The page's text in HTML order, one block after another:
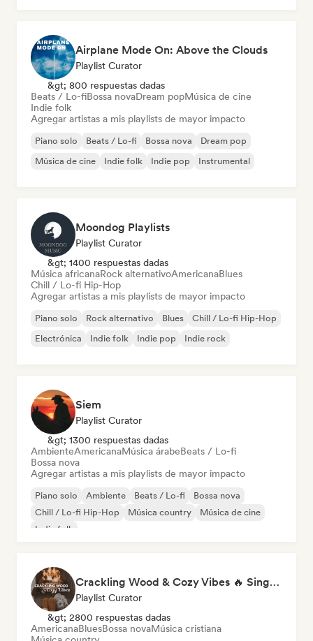
Airplane Mode On: Above the Clouds
Playlist Curator
&gt; 800 respuestas dadas
Beats / Lo-fiBossa novaDream popMúsica de cine
Indie folk
Agregar artistas a mis playlists de mayor impacto
Piano solo Beats / Lo-fi Bossa nova
Dream pop
Música de cine
Indie folk Indie pop Instrumental
Moondog Playlists
Playlist Curator
&gt; 1400 respuestas dadas
Música africanaRock alternativoAmericanaBlues
Chill / Lo-fi Hip-Hop
Agregar artistas a mis playlists de mayor impacto
Piano solo Rock alternativo Blues
Chill / Lo-fi Hip-Hop
Electrónica
Indie folk Indie pop Indie rock
Siem
Playlist Curator
&gt; 1300 respuestas dadas
AmbienteAmericanaMúsica árabeBeats / Lo-fi
Bossa nova
Agregar artistas a mis playlists de mayor impacto
Piano solo Ambiente Beats / Lo-fi
Bossa nova
Chill / Lo-fi Hip-Hop
Música country
Música de cine
Indie folk
Crackling Wood & Cozy Vibes 🔥 Singer-Songwriter, Dream Pop & Bedroom Pop
Playlist Curator
&gt; 2800 respuestas dadas
AmericanaBluesBossa novaMúsica cristiana